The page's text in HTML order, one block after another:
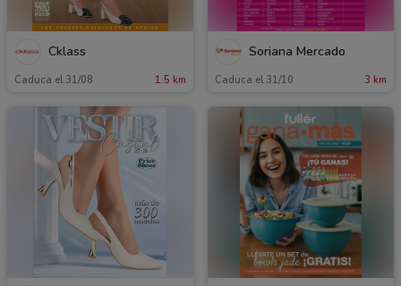
Cklass
Caduca el 31/08 1.5 km
Soriana Mercado
Caduca el 31/10 3 km